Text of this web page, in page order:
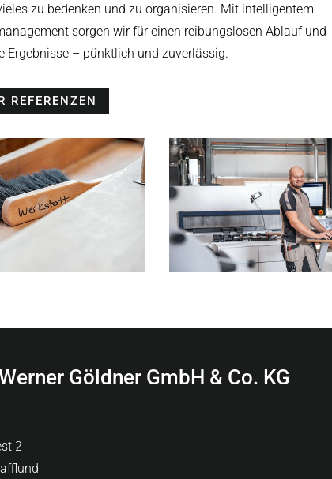
zu bedenken und zu organisieren. Mit intelligentem
sorgen wir für einen reibungslosen Ablauf und
Ergebnisse – pünktlich und zuverlässig.
REFERENZEN
Göldner GmbH & Co. KG
2